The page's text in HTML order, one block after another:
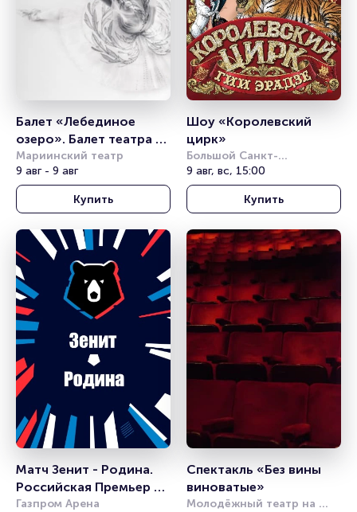
Балет «Лебединое
озеро». Балет театра
им. Леонида Якобсона
Мариинский театр
9 авг - 9 авг
Купить
Шоу «Королевский
цирк»
Большой Санкт-
Петербургский
государственный цирк
9 авг, вс, 15:00
Купить
Матч Зенит - Родина.
Российская Премьер
Лига
Газпром Арена
Спектакль «Без вины
виноватые»
Молодёжный театр на